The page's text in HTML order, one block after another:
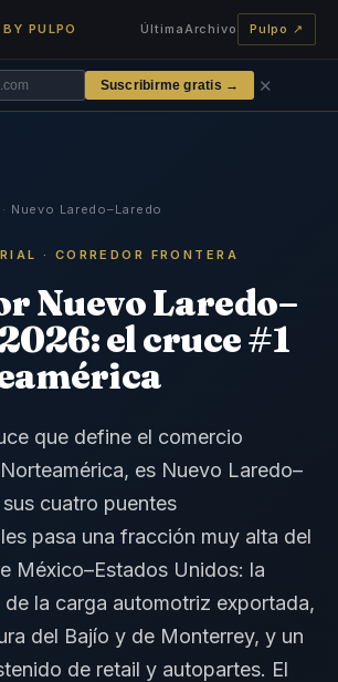
BY PULPO ÚltimaArchivo Pulpo ↗
Suscribirme gratis → ✕
· Nuevo Laredo–Laredo
· CORREDOR FRONTERA
Nuevo Laredo–
el cruce #1
que define el comercio
es Nuevo Laredo–
cuatro puentes
pasa una fracción muy alta del
México–Estados Unidos: la
de la carga automotriz exportada,
del Bajío y de Monterrey, y un
de retail y autopartes. El